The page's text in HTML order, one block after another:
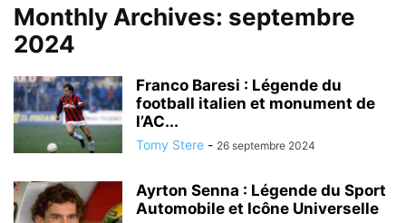
Monthly Archives: septembre
2024
Franco Baresi : Légende du
football italien et monument de
l’AC...
Tomy Stere - 26 septembre 2024
Ayrton Senna : Légende du Sport
Automobile et Icône Universelle